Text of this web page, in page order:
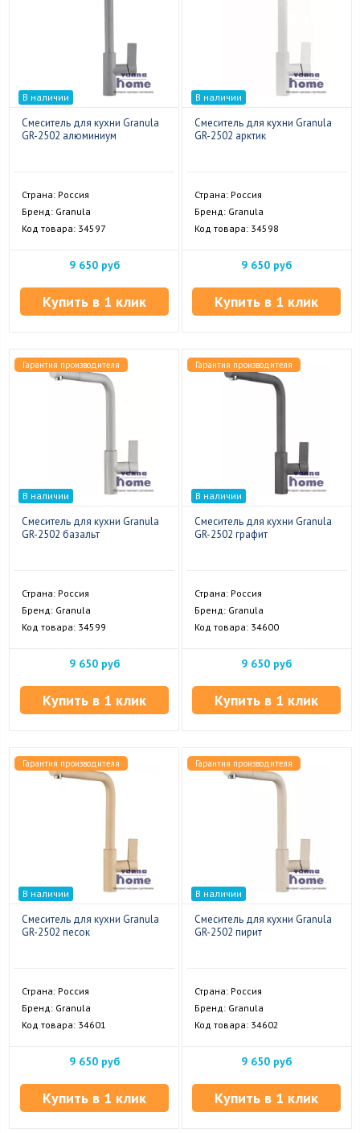
В наличии
Смеситель для кухни Granula
GR-2502 алюминиум
Страна: Россия
Бренд: Granula
Код товара: 34597
9 650 руб
Купить в 1 клик
В наличии
Смеситель для кухни Granula
GR-2502 арктик
Страна: Россия
Бренд: Granula
Код товара: 34598
9 650 руб
Купить в 1 клик
Гарантия производителя
В наличии
Смеситель для кухни Granula
GR-2502 базальт
Страна: Россия
Бренд: Granula
Код товара: 34599
9 650 руб
Купить в 1 клик
Гарантия производителя
В наличии
Смеситель для кухни Granula
GR-2502 графит
Страна: Россия
Бренд: Granula
Код товара: 34600
9 650 руб
Купить в 1 клик
Гарантия производителя
В наличии
Смеситель для кухни Granula
GR-2502 песок
Страна: Россия
Бренд: Granula
Код товара: 34601
9 650 руб
Купить в 1 клик
Гарантия производителя
В наличии
Смеситель для кухни Granula
GR-2502 пирит
Страна: Россия
Бренд: Granula
Код товара: 34602
9 650 руб
Купить в 1 клик